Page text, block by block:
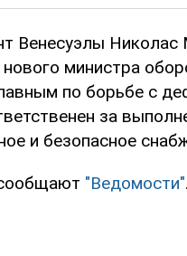
Венесуэлы Николас
нового министра
по борьбе с
за
и безопасное
"Ведомости".